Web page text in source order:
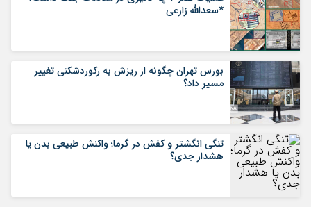
*سعدالله زارعی
بورس تهران چگونه از ریزش به رکوردشکنی تغییر
مسیر داد؟
تنگی انگشتر و کفش در گرما؛ واکنش طبیعی بدن یا
هشدار جدی؟